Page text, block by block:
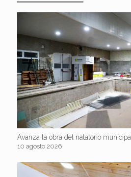
Avanza la obra del natatorio municipal
10 agosto 2026